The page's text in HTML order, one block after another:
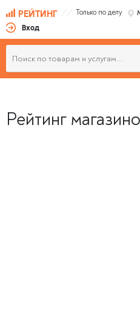
РЕЙТИНГ Только по делу
Вход
Рейтинг